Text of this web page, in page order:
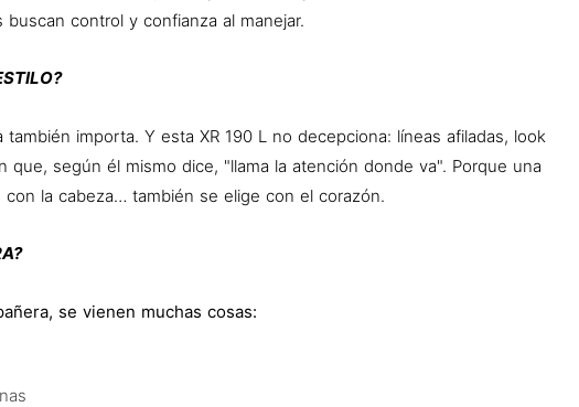
control y confianza al manejar.
también importa. Y esta XR 190 L no decepciona: líneas afiladas, look
que, según él mismo dice, "llama la atención donde va". Porque una
la cabeza… también se elige con el corazón.
se vienen muchas cosas: